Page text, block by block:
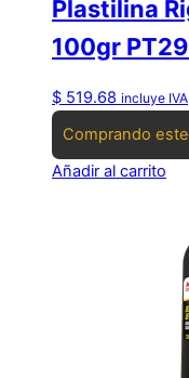
Plastilina
100gr
$ 519.68 incluye IVA
Comprando
Añadir al carrito